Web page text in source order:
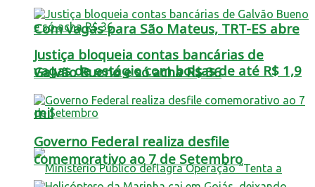
Com vagas para São Mateus, TRT-ES abre
vagas de estágio com bolsas de até R$ 1,9
mil
Justiça bloqueia contas bancárias de
Galvão Bueno e só acha R$ 36
Governo Federal realiza desfile
comemorativo ao 7 de Setembro